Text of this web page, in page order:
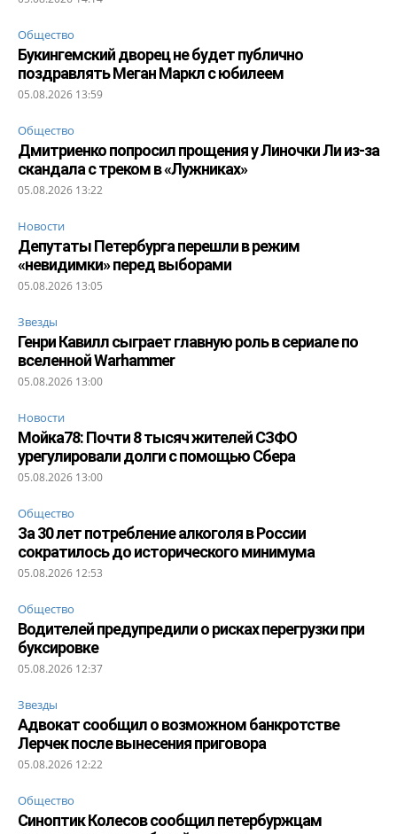
Общество
Букингемский дворец не будет публично
поздравлять Меган Маркл с юбилеем
05.08.2026 13:59
Общество
Дмитриенко попросил прощения у Линочки Ли из-за
скандала с треком в «Лужниках»
05.08.2026 13:22
Новости
Депутаты Петербурга перешли в режим
«невидимки» перед выборами
05.08.2026 13:05
Звезды
Генри Кавилл сыграет главную роль в сериале по
вселенной Warhammer
05.08.2026 13:00
Новости
Мойка78: Почти 8 тысяч жителей СЗФО
урегулировали долги с помощью Сбера
05.08.2026 13:00
Общество
За 30 лет потребление алкоголя в России
сократилось до исторического минимума
05.08.2026 12:53
Общество
Водителей предупредили о рисках перегрузки при
буксировке
05.08.2026 12:37
Звезды
Адвокат сообщил о возможном банкротстве
Лерчек после вынесения приговора
05.08.2026 12:22
Общество
Синоптик Колесов сообщил петербуржцам